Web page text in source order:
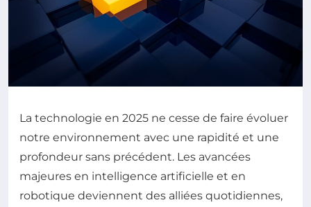
La technologie en 2025 ne cesse de faire évoluer
notre environnement avec une rapidité et une
profondeur sans précédent. Les avancées
majeures en intelligence artificielle et en
robotique deviennent des alliées quotidiennes,